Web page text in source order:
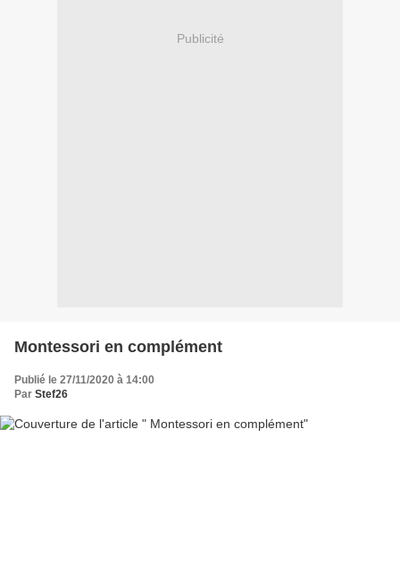
Publicité
Montessori en complément
Publié le 27/11/2020 à 14:00
Par Stef26